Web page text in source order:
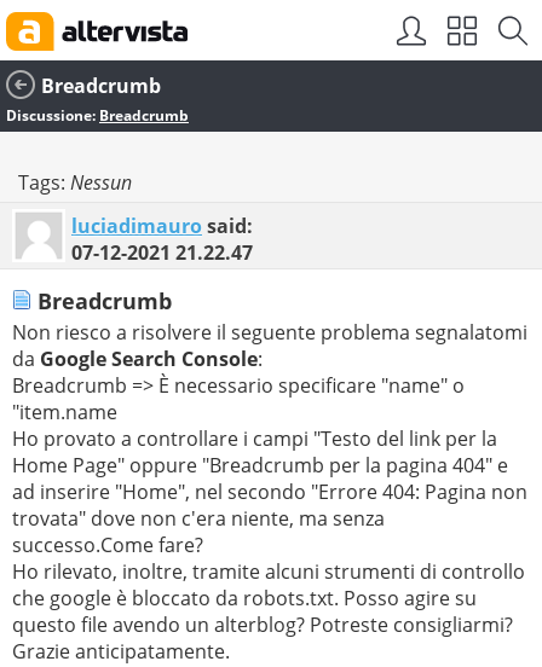
Breadcrumb
Discussione: Breadcrumb
Tags: Nessun
luciadimaurosaid:
07-12-2021 21.22.47
Breadcrumb
Non riesco a risolvere il seguente problema segnalatomi
da Google Search Console:
Breadcrumb => È necessario specificare "name" o
"item.name
Ho provato a controllare i campi "Testo del link per la
Home Page" oppure "Breadcrumb per la pagina 404" e
ad inserire "Home", nel secondo "Errore 404: Pagina non
trovata" dove non c'era niente, ma senza
successo.Come fare?
Ho rilevato, inoltre, tramite alcuni strumenti di controllo
che google è bloccato da robots.txt. Posso agire su
questo file avendo un alterblog? Potreste consigliarmi?
Grazie anticipatamente.